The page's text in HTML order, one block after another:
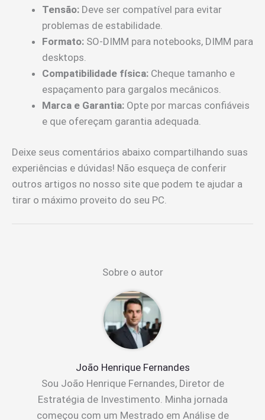
Tensão: Deve ser compatível para evitar
problemas de estabilidade.
Formato: SO-DIMM para notebooks, DIMM para
desktops.
Compatibilidade física: Cheque tamanho e
espaçamento para gargalos mecânicos.
Marca e Garantia: Opte por marcas confiáveis
e que ofereçam garantia adequada.
Deixe seus comentários abaixo compartilhando suas
experiências e dúvidas! Não esqueça de conferir
outros artigos no nosso site que podem te ajudar a
tirar o máximo proveito do seu PC.
Sobre o autor
João Henrique Fernandes
Sou João Henrique Fernandes, Diretor de
Estratégia de Investimento. Minha jornada
começou com um Mestrado em Análise de